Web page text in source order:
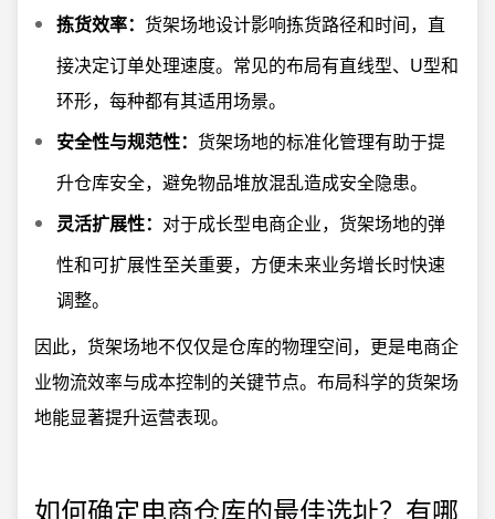
拣货效率： 货架场地设计影响拣货路径和时间，直
接决定订单处理速度。常见的布局有直线型、U型和
环形，每种都有其适用场景。
安全性与规范性： 货架场地的标准化管理有助于提
升仓库安全，避免物品堆放混乱造成安全隐患。
灵活扩展性： 对于成长型电商企业，货架场地的弹
性和可扩展性至关重要，方便未来业务增长时快速
调整。
因此，货架场地不仅仅是仓库的物理空间，更是电商企
业物流效率与成本控制的关键节点。布局科学的货架场
地能显著提升运营表现。
如何确定电商仓库的最佳选址？有哪